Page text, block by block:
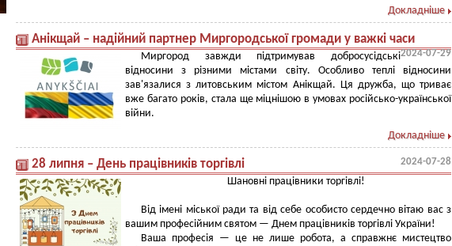
Докладніше
Анікщай – надійний партнер Миргородської громади у важкі часи
2024-07-29
Миргород завжди підтримував добросусідські
відносини з різними містами світу. Особливо теплі відносини
зав'язалися з литовським містом Анікщай. Ця дружба, що триває
вже багато років, стала ще міцнішою в умовах російсько-української
війни.
Докладніше
28 липня – День працівників торгівлі 2024-07-28
Шановні працівники торгівлі!
Від імені міської ради та від себе особисто сердечно вітаю вас з
вашим професійним святом — Днем працівників торгівлі України!
Ваша професія — це не лише робота, а справжнє мистецтво